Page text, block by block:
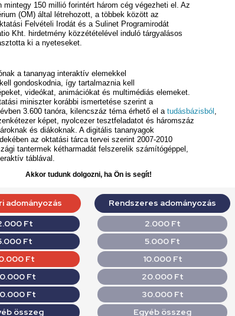
mintegy 150 millió forintért három cég végezheti el. Az
(OM) által létrehozott, a többek között az
Felvételi Irodát és a Sulinet Programirodát
Kht. hirdetmény közzétételével induló tárgyalásos
ki a nyeteseket.
a tananyag interaktív elemekkel
gondoskodnia, így tartalmaznia kell
videókat, animációkat és multimédiás elemeket.
miniszter korábbi ismertetése szerint a
3.600 tanóra, kilencszáz téma érhető el a tudásbázisból
képet, nyolcezer tesztfeladatot és háromszáz
és diákoknak. A digitális tananyagok
az oktatási tárca tervei szerint 2007-2010
tantermek kétharmadát felszerelik számítógéppel,
táblával.
Akkor tudunk dolgozni, ha Ön is segít!